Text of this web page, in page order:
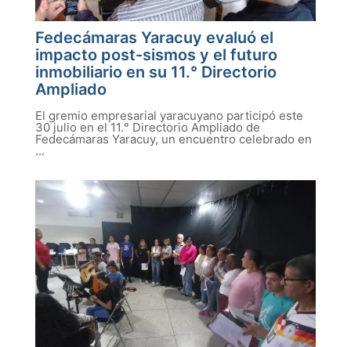
Fedecámaras Yaracuy evaluó el
impacto post-sismos y el futuro
inmobiliario en su 11.° Directorio
Ampliado
El gremio empresarial yaracuyano participó este
30 julio en el 11.° Directorio Ampliado de
Fedecámaras Yaracuy, un encuentro celebrado en
...